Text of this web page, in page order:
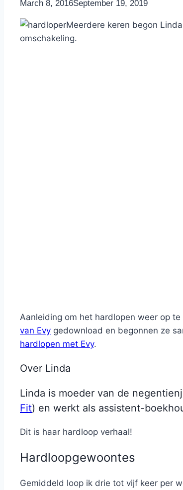
ByNicole
March 8, 2016September 19, 2019
Meerdere keren begon
omschakeling.
Aanleiding om het hardlopen weer op
van Evy gedownload en begonnen ze
hardlopen met Evy.
Over Linda
Linda is moeder van de
Fit) en werkt als assistent-
Dit is haar hardloop verhaal!
Hardloopgewoontes
Gemiddeld loop ik drie tot vijf keer per